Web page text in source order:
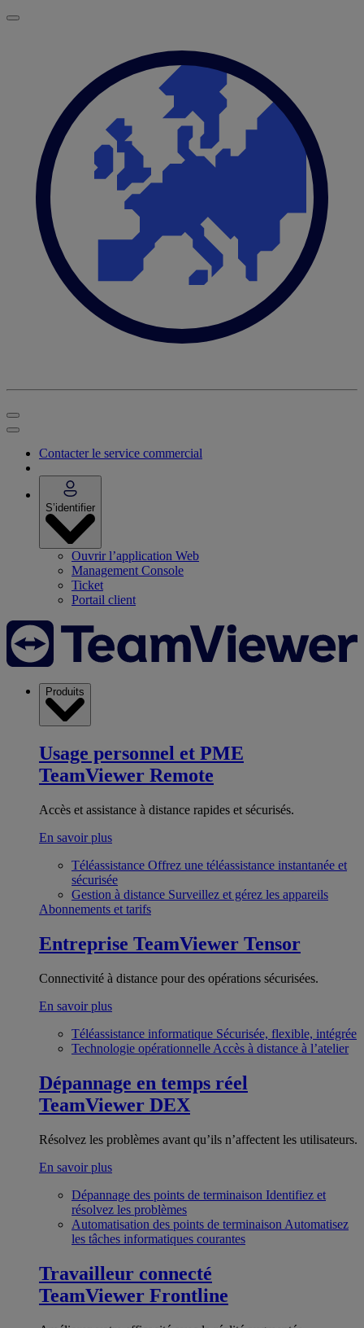
Contacter le service commercial
S’identifier
Ouvrir l’application Web
Management Console
Ticket
Portail client
Produits
Usage personnel et PME
TeamViewer Remote
Accès et assistance à distance rapides et sécurisés.
En savoir plus
Téléassistance Offrez une téléassistance instantanée et
sécurisée
Gestion à distance Surveillez et gérez les appareils
Abonnements et tarifs
Entreprise TeamViewer Tensor
Connectivité à distance pour des opérations sécurisées.
En savoir plus
Téléassistance informatique Sécurisée, flexible, intégrée
Technologie opérationnelle Accès à distance à l’atelier
Dépannage en temps réel
TeamViewer DEX
Résolvez les problèmes avant qu’ils n’affectent les utilisateurs.
En savoir plus
Dépannage des points de terminaison Identifiez et
résolvez les problèmes
Automatisation des points de terminaison Automatisez
les tâches informatiques courantes
Travailleur connecté
TeamViewer Frontline